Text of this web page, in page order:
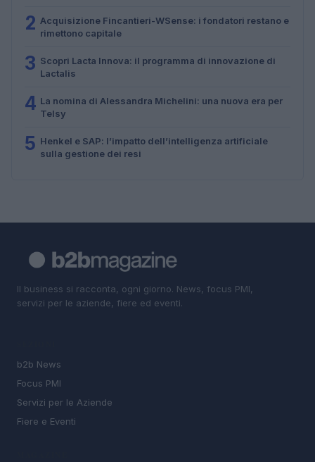
2 Acquisizione Fincantieri-WSense: i fondatori restano e
rimettono capitale
3 Scopri Lacta Innova: il programma di innovazione di
Lactalis
4 La nomina di Alessandra Michelini: una nuova era per
Telsy
5 Henkel e SAP: l’impatto dell’intelligenza artificiale
sulla gestione dei resi
Il business si racconta, ogni giorno. News, focus PMI,
servizi per le aziende, fiere ed eventi.
b2b News
Focus PMI
Servizi per le Aziende
Fiere e Eventi